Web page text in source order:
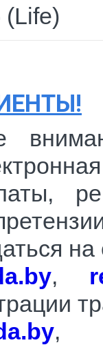
(Life)
на
,
,